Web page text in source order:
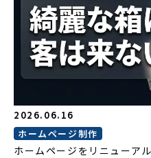
2026.06.16
ホームページ制作
ホームページをリニューア